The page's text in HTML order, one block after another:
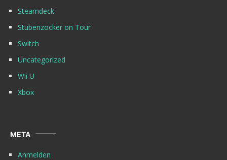
Steamdeck
Stubenzocker on Tour
Switch
Uncategorized
Wii U
Xbox
META
Anmelden